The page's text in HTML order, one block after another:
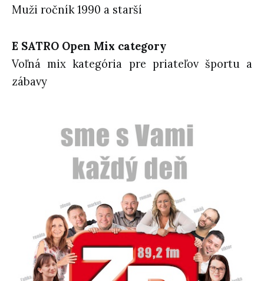
Muži ročník 1990 a starší
E SATRO Open Mix category
Voľná mix kategória pre priateľov športu a
zábavy